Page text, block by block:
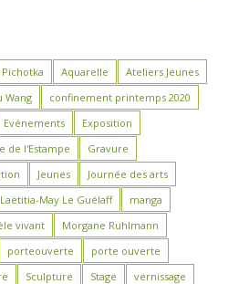
Aquarelle
Ateliers Jeunes
Wang
confinement printemps 2020
Evénements
Exposition
de l'Estampe
Gravure
Jeunes
Journée des arts
Laëtitia-May Le Guélaff
manga
vivant
Morgane Ruhlmann
porteouverte
porte ouverte
Sculpture Stage
vernissage